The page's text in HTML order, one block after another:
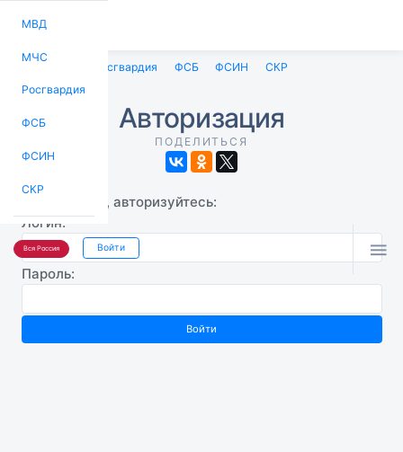
МВД
МЧС
Росгвардия
ФСБ
ФСИН
СКР
Вся Россия Войти 
Росгвардия ФСБ ФСИН СКР
Авторизация
ПОДЕЛИТЬСЯ
Пожалуйста, авторизуйтесь:
Логин:
Пароль: